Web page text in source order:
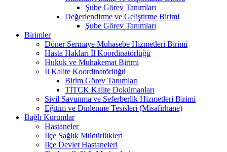
Şube Görev Tanımları
Değerlendirme ve Geliştirme Birimi
Şube Görev Tanımları
Birimler
Döner Sermaye Muhasebe Hizmetleri Birimi
Hasta Hakları İl Koordinatörlüğü
Hukuk ve Muhakemat Birimi
İl Kalite Koordinatörlüğü
Birim Görev Tanımları
TİTCK Kalite Dokümanları
Sivil Savunma ve Seferberlik Hizmetleri Birimi
Eğitim ve Dinlenme Tesisleri (Misafirhane)
Bağlı Kurumlar
Hastaneler
İlçe Sağlık Müdürlükleri
İlçe Devlet Hastaneleri